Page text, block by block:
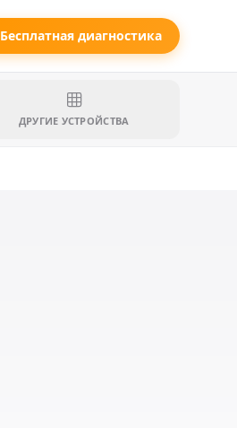
Бесплатная диагностика
ДРУГИЕ УСТРОЙСТВА